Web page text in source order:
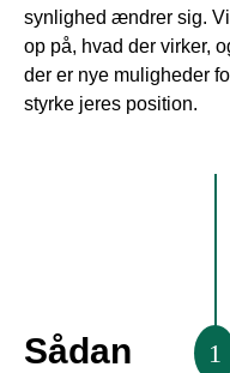
synlighed ændrer sig.
op på, hvad der virker,
der er nye muligheder
styrke jeres position.
Sådan
1